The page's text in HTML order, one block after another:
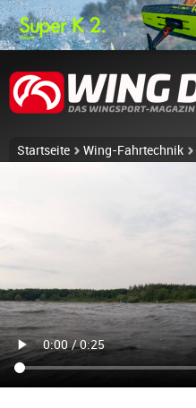
Startseite Wing-Fahrtechnik